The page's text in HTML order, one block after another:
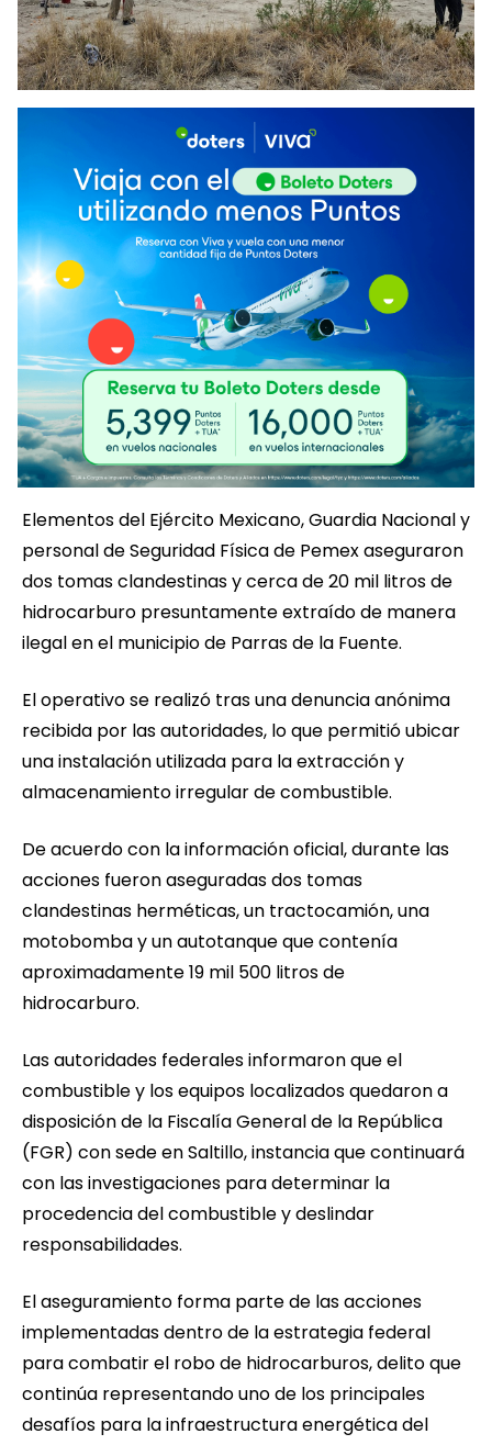
Elementos del Ejército Mexicano, Guardia Nacional y
personal de Seguridad Física de Pemex aseguraron
dos tomas clandestinas y cerca de 20 mil litros de
hidrocarburo presuntamente extraído de manera
ilegal en el municipio de Parras de la Fuente.
El operativo se realizó tras una denuncia anónima
recibida por las autoridades, lo que permitió ubicar
una instalación utilizada para la extracción y
almacenamiento irregular de combustible.
De acuerdo con la información oficial, durante las
acciones fueron aseguradas dos tomas
clandestinas herméticas, un tractocamión, una
motobomba y un autotanque que contenía
aproximadamente 19 mil 500 litros de
hidrocarburo.
Las autoridades federales informaron que el
combustible y los equipos localizados quedaron a
disposición de la Fiscalía General de la República
(FGR) con sede en Saltillo, instancia que continuará
con las investigaciones para determinar la
procedencia del combustible y deslindar
responsabilidades.
El aseguramiento forma parte de las acciones
implementadas dentro de la estrategia federal
para combatir el robo de hidrocarburos, delito que
continúa representando uno de los principales
desafíos para la infraestructura energética del